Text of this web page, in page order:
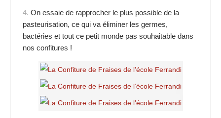
4. On essaie de rapprocher le plus possible de la
pasteurisation, ce qui va éliminer les germes,
bactéries et tout ce petit monde pas souhaitable dans
nos confitures !